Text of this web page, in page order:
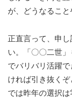
が、どうなること
正直言って、申
い。「〇〇二世
でバリバリ活躍
ければ引き抜く
では昨年の選択